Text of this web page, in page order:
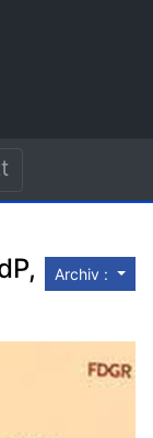
Archiv :